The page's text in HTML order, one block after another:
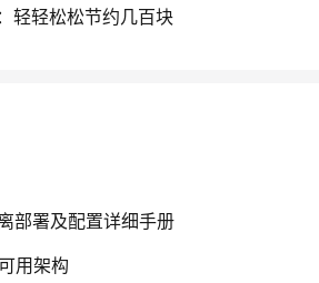
轻轻松松节约几百块
部署及配置详细手册
用架构